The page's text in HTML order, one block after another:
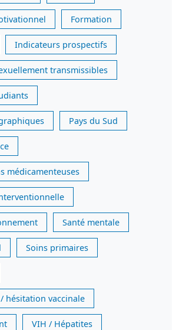
Formation
Indicateurs prospectifs
transmissibles
Pays du Sud
médicamenteuses
Santé mentale
Soins primaires
hésitation vaccinale
VIH / Hépatites